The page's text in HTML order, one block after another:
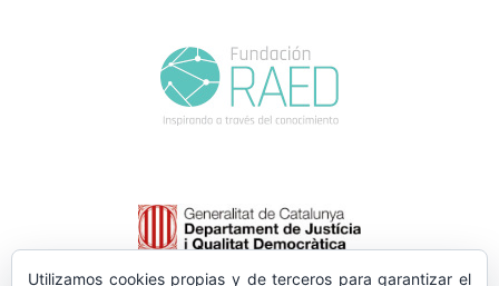
Utilizamos cookies propias y de terceros para garantizar el